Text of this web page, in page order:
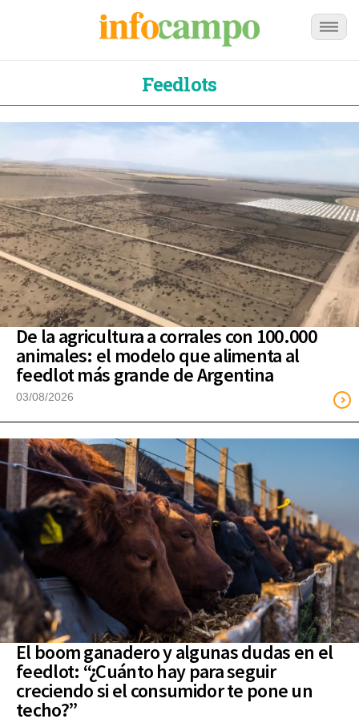
Feedlots
De la agricultura a corrales con 100.000
animales: el modelo que alimenta al
feedlot más grande de Argentina
03/08/2026
El boom ganadero y algunas dudas en el
feedlot: “¿Cuánto hay para seguir
creciendo si el consumidor te pone un
techo?”